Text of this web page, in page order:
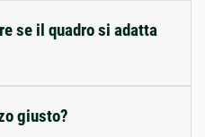
se il quadro si adatta
giusto?